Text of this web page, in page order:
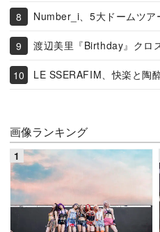
Number_i、5大ドームツア
渡辺美里『Birthday』クロ
LE SSERAFIM、快楽と陶
画像ランキング